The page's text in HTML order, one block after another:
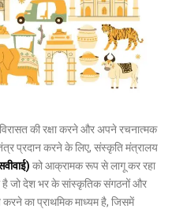
की रक्षा करने और अपने रचनात्मक
प्रदान करने के लिए, संस्कृति मंत्रालय
को आक्रामक रूप से लागू कर रहा
है जो देश भर के सांस्कृतिक संगठनों और
करने का प्राथमिक माध्यम है, जिसमें